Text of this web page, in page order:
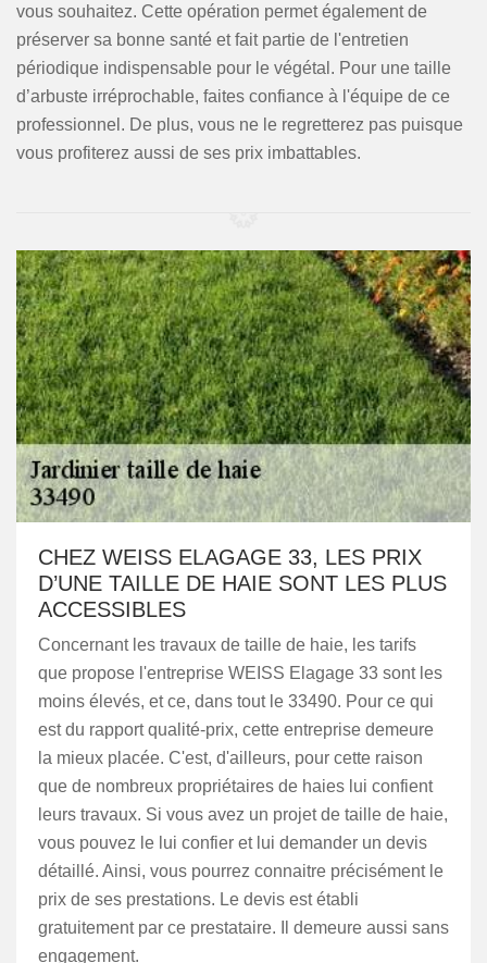
vous souhaitez. Cette opération permet également de
préserver sa bonne santé et fait partie de l'entretien
périodique indispensable pour le végétal. Pour une taille
d’arbuste irréprochable, faites confiance à l'équipe de ce
professionnel. De plus, vous ne le regretterez pas puisque
vous profiterez aussi de ses prix imbattables.
CHEZ WEISS ELAGAGE 33, LES PRIX
D’UNE TAILLE DE HAIE SONT LES PLUS
ACCESSIBLES
Concernant les travaux de taille de haie, les tarifs
que propose l'entreprise WEISS Elagage 33 sont les
moins élevés, et ce, dans tout le 33490. Pour ce qui
est du rapport qualité-prix, cette entreprise demeure
la mieux placée. C'est, d'ailleurs, pour cette raison
que de nombreux propriétaires de haies lui confient
leurs travaux. Si vous avez un projet de taille de haie,
vous pouvez le lui confier et lui demander un devis
détaillé. Ainsi, vous pourrez connaitre précisément le
prix de ses prestations. Le devis est établi
gratuitement par ce prestataire. Il demeure aussi sans
engagement.